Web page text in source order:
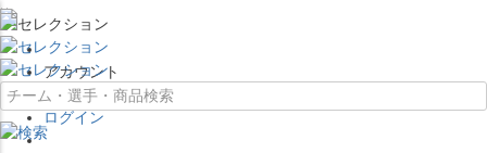
×
アカウント
ログイン